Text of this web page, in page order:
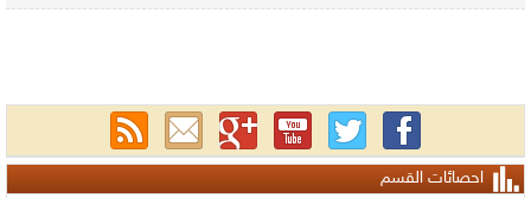
احصائات القسم